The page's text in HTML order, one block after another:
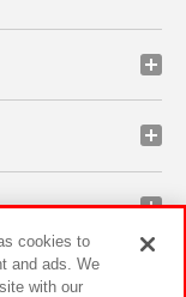
cookies to
and ads. We
with our